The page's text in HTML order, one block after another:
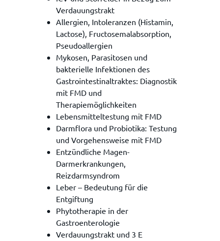
Verdauungstrakt
Allergien, Intoleranzen (Histamin,
Lactose), Fructosemalabsorption,
Pseudoallergien
Mykosen, Parasitosen und
bakterielle Infektionen des
Gastrointestinaltraktes: Diagnostik
mit FMD und
Therapiemöglichkeiten
Lebensmitteltestung mit FMD
Darmflora und Probiotika: Testung
und Vorgehensweise mit FMD
Entzündliche Magen-
Darmerkrankungen,
Reizdarmsyndrom
Leber – Bedeutung für die
Entgiftung
Phytotherapie in der
Gastroenterologie
Verdauungstrakt und 3 E